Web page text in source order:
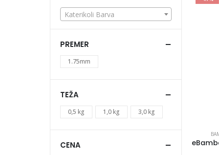
Katerikoli Barva
PREMER
1.75mm
TEŽA
0,5 kg 1,0 kg 3,0 kg
CENA